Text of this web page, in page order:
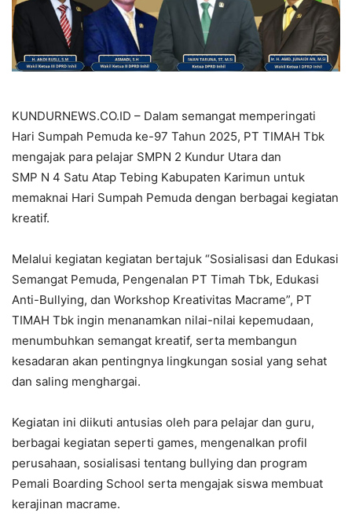
KUNDURNEWS.CO.ID – Dalam semangat memperingati
Hari Sumpah Pemuda ke-97 Tahun 2025, PT TIMAH Tbk
mengajak para pelajar SMPN 2 Kundur Utara dan
SMP N 4 Satu Atap Tebing Kabupaten Karimun untuk
memaknai Hari Sumpah Pemuda dengan berbagai kegiatan
kreatif.
Melalui kegiatan kegiatan bertajuk “Sosialisasi dan Edukasi
Semangat Pemuda, Pengenalan PT Timah Tbk, Edukasi
Anti-Bullying, dan Workshop Kreativitas Macrame”, PT
TIMAH Tbk ingin menanamkan nilai-nilai kepemudaan,
menumbuhkan semangat kreatif, serta membangun
kesadaran akan pentingnya lingkungan sosial yang sehat
dan saling menghargai.
Kegiatan ini diikuti antusias oleh para pelajar dan guru,
berbagai kegiatan seperti games, mengenalkan profil
perusahaan, sosialisasi tentang bullying dan program
Pemali Boarding School serta mengajak siswa membuat
kerajinan macrame.